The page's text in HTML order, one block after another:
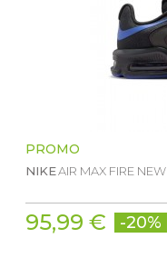
PROMO
NIKEAIR MAX FIRE NEW
95,99 € -20%